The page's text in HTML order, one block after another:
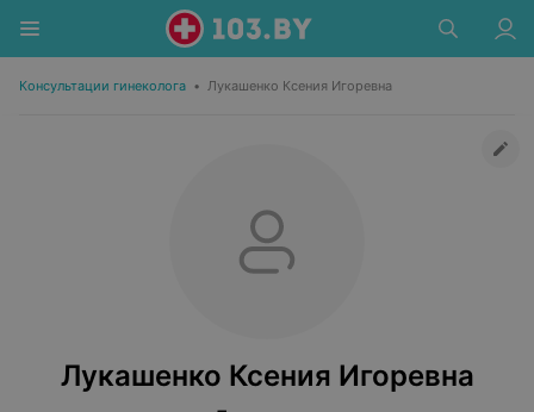
Консультации гинеколога • Лукашенко Ксения Игоревна
Лукашенко Ксения Игоревна